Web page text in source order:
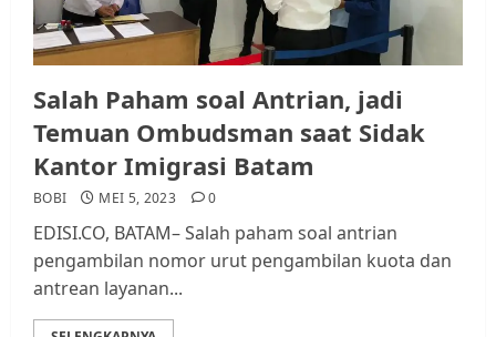
Salah Paham soal Antrian, jadi
Temuan Ombudsman saat Sidak
Kantor Imigrasi Batam
BOBI MEI 5, 2023 0
EDISI.CO, BATAM– Salah paham soal antrian
pengambilan nomor urut pengambilan kuota dan
antrean layanan...